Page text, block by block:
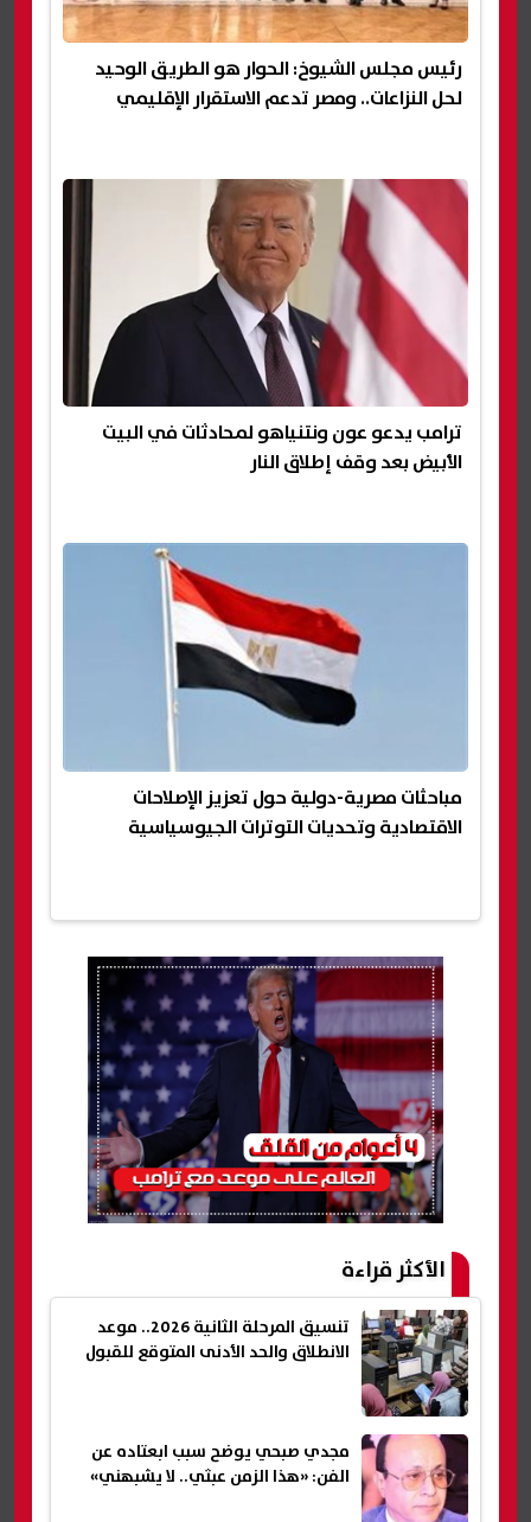
رئيس مجلس الشيوخ: الحوار هو الطريق الوحيد
لحل النزاعات.. ومصر تدعم الاستقرار الإقليمي
ترامب يدعو عون ونتنياهو لمحادثات في البيت
الأبيض بعد وقف إطلاق النار
مباحثات مصرية-دولية حول تعزيز الإصلاحات
الاقتصادية وتحديات التوترات الجيوسياسية
الأكثر قراءة
تنسيق المرحلة الثانية 2026.. موعد
الانطلاق والحد الأدنى المتوقع للقبول
مجدي صبحي يوضح سبب ابعتاده عن
الفن: «هذا الزمن عبثي.. لا يشبهني»